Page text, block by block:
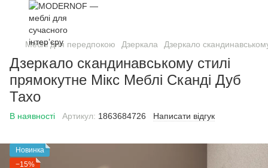
Меблі для передпокою Дзеркала Дзеркало
Дзеркало скандинавському стилі
прямокутне Мікс Меблі Сканді Дуб
Тахо
В наявності Артикул: 1863684726 Написати відгук
Новинка
−15%